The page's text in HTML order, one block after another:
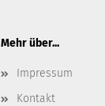
Mehr über...
Impressum
Kontakt